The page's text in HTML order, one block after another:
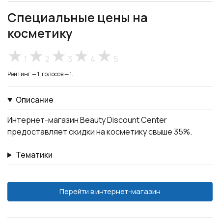
Специальные цены на
косметику
1 2 3 4 5
Рейтинг — 1, голосов — 1.
Описание
Интернет-магазин Beauty Discount Center
предоставляет скидки на косметику свыше 35%.
Тематики
Перейти в интернет-магазин